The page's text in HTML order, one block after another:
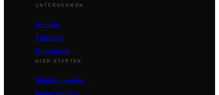
UNTERNEHMEN
Kontakt
LinkedIn
Downloads
HIER STARTEN
Mitglied werden
Raum buchen